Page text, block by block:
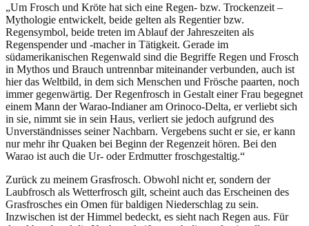
„Um Frosch und Kröte hat sich eine Regen- bzw. Trockenzeit –
Mythologie entwickelt, beide gelten als Regentier bzw.
Regensymbol, beide treten im Ablauf der Jahreszeiten als
Regenspender und -macher in Tätigkeit. Gerade im
südamerikanischen Regenwald sind die Begriffe Regen und Frosch
in Mythos und Brauch untrennbar miteinander verbunden, auch ist
hier das Weltbild, in dem sich Menschen und Frösche paarten, noch
immer gegenwärtig. Der Regenfrosch in Gestalt einer Frau begegnet
einem Mann der Warao-Indianer am Orinoco-Delta, er verliebt sich
in sie, nimmt sie in sein Haus, verliert sie jedoch aufgrund des
Unverständnisses seiner Nachbarn. Vergebens sucht er sie, er kann
nur mehr ihr Quaken bei Beginn der Regenzeit hören. Bei den
Warao ist auch die Ur- oder Erdmutter froschgestaltig.“
Zurück zu meinem Grasfrosch. Obwohl nicht er, sondern der
Laubfrosch als Wetterfrosch gilt, scheint auch das Erscheinen des
Grasfrosches ein Omen für baldigen Niederschlag zu sein.
Inzwischen ist der Himmel bedeckt, es sieht nach Regen aus. Für